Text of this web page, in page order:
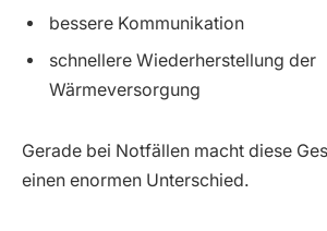
bessere Kommunikation
schnellere Wiederherstellung der
Wärmeversorgung
Gerade bei Notfällen macht diese
einen enormen Unterschied.